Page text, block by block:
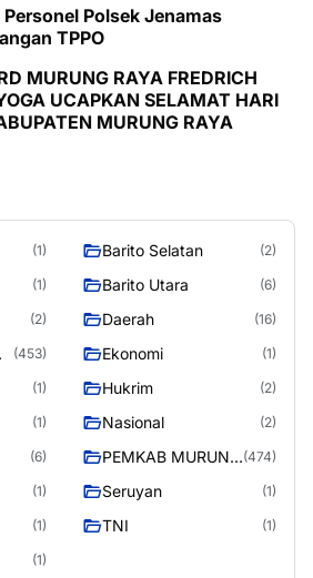
Polsek Jenamas
TPPO
MURUNG RAYA FREDRICH
UCAPKAN SELAMAT HARI
MURUNG RAYA
(1) Barito Selatan (2)
(1) Barito Utara (6)
(2) Daerah (16)
(453) Ekonomi (1)
(1) Hukrim (2)
(1) Nasional (2)
(6)
PEMKAB MURUNG (474)
(1) Seruyan (1)
(1) TNI (1)
(1)